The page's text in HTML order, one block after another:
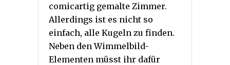
comicartig gemalte Zimmer.
Allerdings ist es nicht so
einfach, alle Kugeln zu finden.
Neben den Wimmelbild-
Elementen müsst ihr dafür